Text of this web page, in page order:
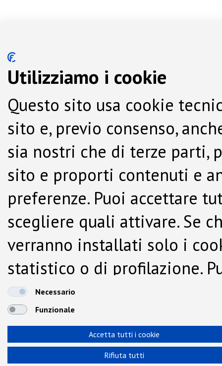
Utilizziamo i cookie
Questo sito usa cookie
sito e, previo consenso,
sia nostri che di terze parti,
sito e proporti contenuti e
preferenze. Puoi accettare
scegliere quali attivare. Se
verranno installati solo i
statistico o di profilazione.
dalla Cookie Policy.
Necessario
Funzionale
Accetta tutti i cookie
Rifiuta tutti